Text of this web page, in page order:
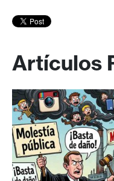
Artículos